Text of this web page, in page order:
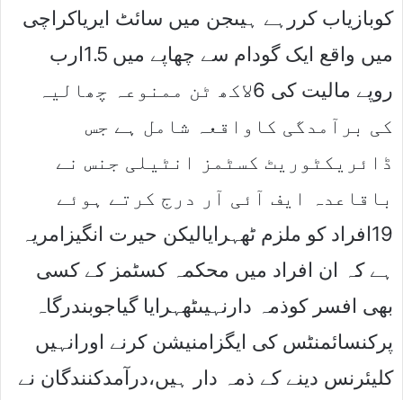
کوبازیاب کررہے ہیںجن میں سائٹ ایریاکراچی
میں واقع ایک گودام سے چھاپے میں 1.5ارب
روپے مالیت کی 6لاکھ ٹن ممنوعہ چھالیہ
کی برآمدگی کاواقعہ شامل ہے جس
ڈائریکٹوریٹ کسٹمز انٹیلی جنس نے
باقاعدہ ایف آئی آر درج کرتے ہوئے
19افراد کو ملزم ٹھہرایالیکن حیرت انگیزامریہ
ہے کہ ان افراد میں محکمہ کسٹمز کے کسی
بھی افسر کوذمہ دارنہیںٹھہرایا گیاجوبندرگاہ
پرکنسائمنٹس کی ایگزامنیشن کرنے اورانہیں
کلیئرنس دینے کے ذمہ دار ہیں،درآمدکنندگان نے